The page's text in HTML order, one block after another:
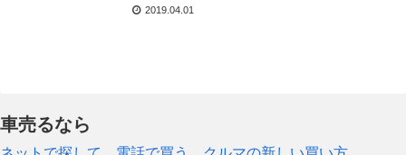
2019.04.01
車売るなら